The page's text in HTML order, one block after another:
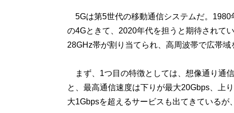
5Gは第5世代の移動通信システムだ。1980
の4Gときて、2020年代を担うと期待されて
28GHz帯が割り当てられ、高周波帯で広帯域
まず、1つ目の特徴としては、想像通り通
と、最高通信速度は下りが最大20Gbps、上
大1Gbpsを超えるサービスも出てきているが